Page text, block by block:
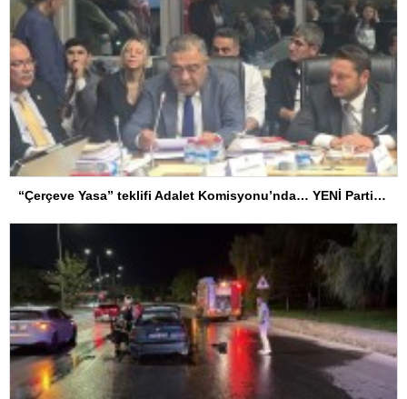
“Çerçeve Yasa” teklifi Adalet Komisyonu’nda… YENİ Partili Tanrıkulu: Bir insana ‘Silahını bırak, ülkene dön, siyasal ve toplumsal hayata katıl’ diyorsanız, o insan kapıdan içeri girdiğinde başına ne geleceğini bilmelidir